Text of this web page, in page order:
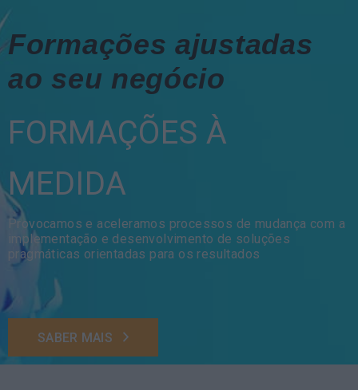
Formações ajustadas
ao seu negócio
FORMAÇÕES À
MEDIDA
Provocamos e aceleramos processos de mudança com a
implementação e desenvolvimento de soluções
pragmáticas orientadas para os resultados
SABER MAIS